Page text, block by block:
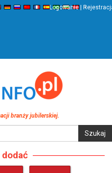
›
Logowanie |
branży jubilerskiej.